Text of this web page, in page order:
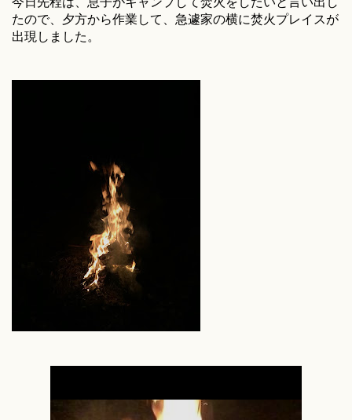
たので、夕方から作業して、急遽家の横に焚火プレイスが
出現しました。